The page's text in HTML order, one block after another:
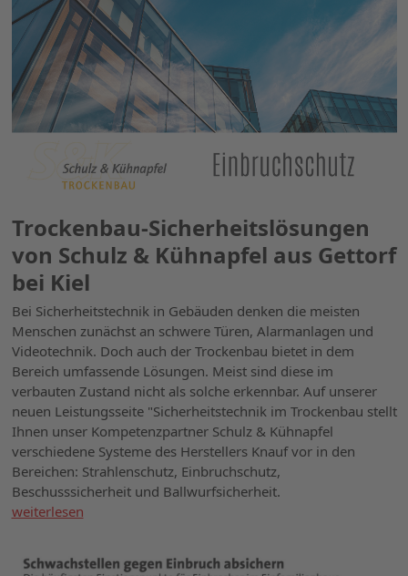
Trockenbau-Sicherheitslösungen
von Schulz & Kühnapfel aus Gettorf
bei Kiel
Bei Sicherheitstechnik in Gebäuden denken die meisten
Menschen zunächst an schwere Türen, Alarmanlagen und
Videotechnik. Doch auch der Trockenbau bietet in dem
Bereich umfassende Lösungen. Meist sind diese im
verbauten Zustand nicht als solche erkennbar. Auf unserer
neuen Leistungsseite "Sicherheitstechnik im Trockenbau stellt
Ihnen unser Kompetenzpartner Schulz & Kühnapfel
verschiedene Systeme des Herstellers Knauf vor in den
Bereichen: Strahlenschutz, Einbruchschutz,
Beschusssicherheit und Ballwurfsicherheit.
weiterlesen